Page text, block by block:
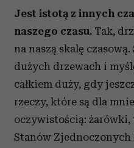
Jest istotą z innych
naszego czasu. Tak,
na naszą skalę
dużych drzewach i
całkiem duży, gdy
rzeczy, które są dla
oczywistością:
Stanów Zjednoczonych